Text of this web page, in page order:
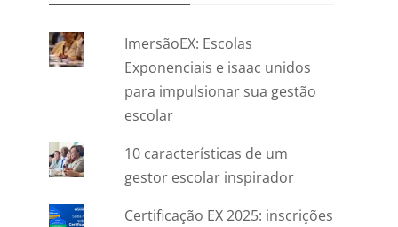
ImersãoEX: Escolas
Exponenciais e isaac unidos
para impulsionar sua gestão
escolar
10 características de um
gestor escolar inspirador
Certificação EX 2025: inscrições